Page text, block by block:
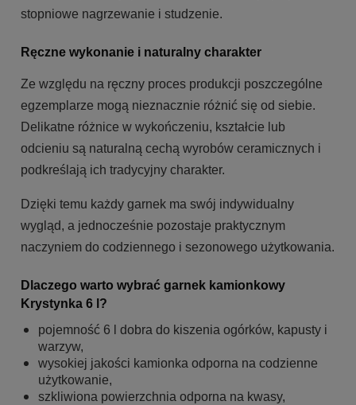
stopniowe nagrzewanie i studzenie.
Ręczne wykonanie i naturalny charakter
Ze względu na ręczny proces produkcji poszczególne
egzemplarze mogą nieznacznie różnić się od siebie.
Delikatne różnice w wykończeniu, kształcie lub
odcieniu są naturalną cechą wyrobów ceramicznych i
podkreślają ich tradycyjny charakter.
Dzięki temu każdy garnek ma swój indywidualny
wygląd, a jednocześnie pozostaje praktycznym
naczyniem do codziennego i sezonowego użytkowania.
Dlaczego warto wybrać garnek kamionkowy
Krystynka 6 l?
pojemność 6 l dobra do kiszenia ogórków, kapusty i
warzyw,
wysokiej jakości kamionka odporna na codzienne
użytkowanie,
szkliwiona powierzchnia odporna na kwasy,